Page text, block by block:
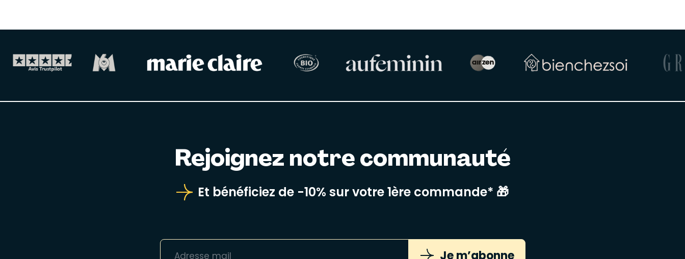
Rejoignez notre communauté
Et bénéficiez de -10% sur votre 1ère commande* 🎁
Je m’abonne